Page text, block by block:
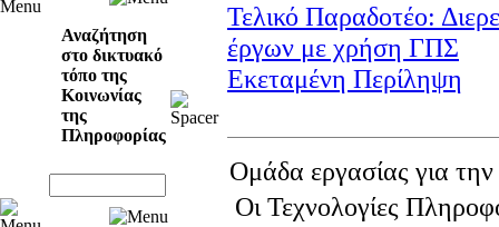
Αναζήτηση
στο δικτυακό
τόπο της
Κοινωνίας
της
Πληροφορίας
Τελικό Παραδοτέο:
έργων με χρήση ΓΠΣ
Εκεταμένη Περίληψη
Ομάδα εργασίας για
Οι Τεχνολογίες